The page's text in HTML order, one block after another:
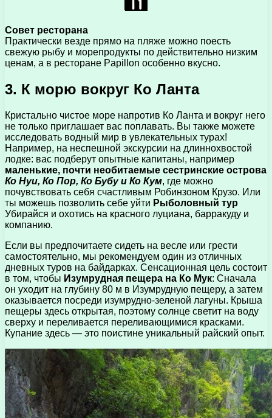
Совет ресторана
Практически везде прямо на пляже можно поесть
свежую рыбу и морепродукты по действительно низким
ценам, а в ресторане Papillon особенно вкусно.
3. К морю вокруг Ко Ланта
Кристально чистое море напротив Ко Ланта и вокруг него
не только приглашает вас поплавать. Вы также можете
исследовать водный мир в увлекательных турах!
Например, на неспешной экскурсии на длиннохвостой
лодке: вас подберут опытные капитаны, например
маленькие, почти необитаемые сестринские острова
Ко Нуи, Ко Пор, Ко Бубу и Ко Кум, где можно
почувствовать себя счастливым Робинзоном Крузо. Или
ты можешь позволить себе уйти Рыболовный тур
Убирайся и охотись на красного луциана, барракуду и
компанию.
Если вы предпочитаете сидеть на весле или грести
самостоятельно, мы рекомендуем один из отличных
дневных туров на байдарках. Сенсационная цель состоит
в том, чтобы Изумрудная пещера на Ко Мук: Сначала
он уходит на глубину 80 м в Изумрудную пещеру, а затем
оказывается посреди изумрудно-зеленой лагуны. Крыша
пещеры здесь открытая, поэтому солнце светит на воду
сверху и переливается переливающимися красками.
Купание здесь — это поистине уникальный райский опыт.